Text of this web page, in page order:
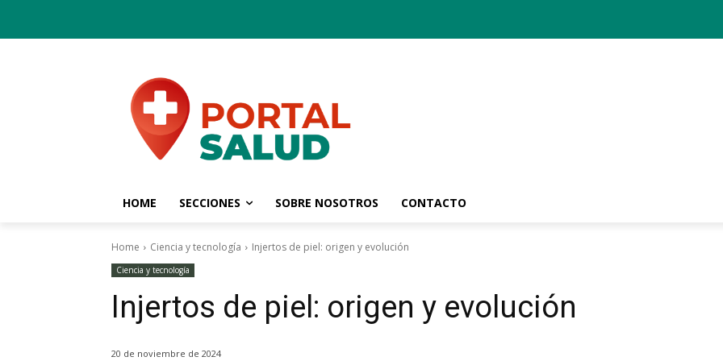
HOME SECCIONES SOBRE NOSOTROS CONTACTO
Home Ciencia y tecnología Injertos de piel: origen y evolución
Ciencia y tecnología
Injertos de piel: origen y evolución
20 de noviembre de 2024